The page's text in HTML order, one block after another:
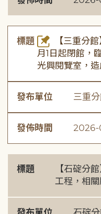
標題
【三重分
月1日起閉館，
光興閱覽室，
發布單位 三重
發佈時間
標題
【石碇分
工程，相